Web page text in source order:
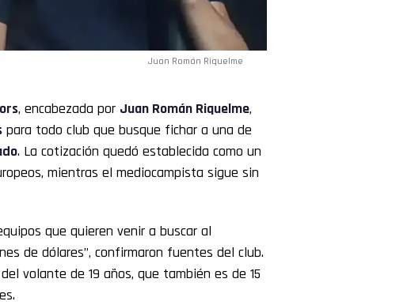
Juan Román Riquelme
, encabezada por Juan Román Riquelme,
para todo club que busque fichar a una de
. La cotización quedó establecida como un
mientras el mediocampista sigue sin
que quieren venir a buscar al
de dólares”, confirmaron fuentes del club.
volante de 19 años, que también es de 15